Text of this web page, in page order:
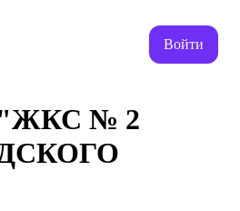
Войти
№ 2